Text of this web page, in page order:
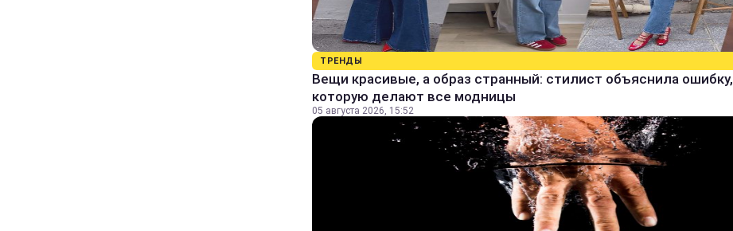
ТРЕНДЫ
Вещи красивые, а образ странный: стилист объяснила ошибку,
которую делают все модницы
05 августа 2026, 15:52